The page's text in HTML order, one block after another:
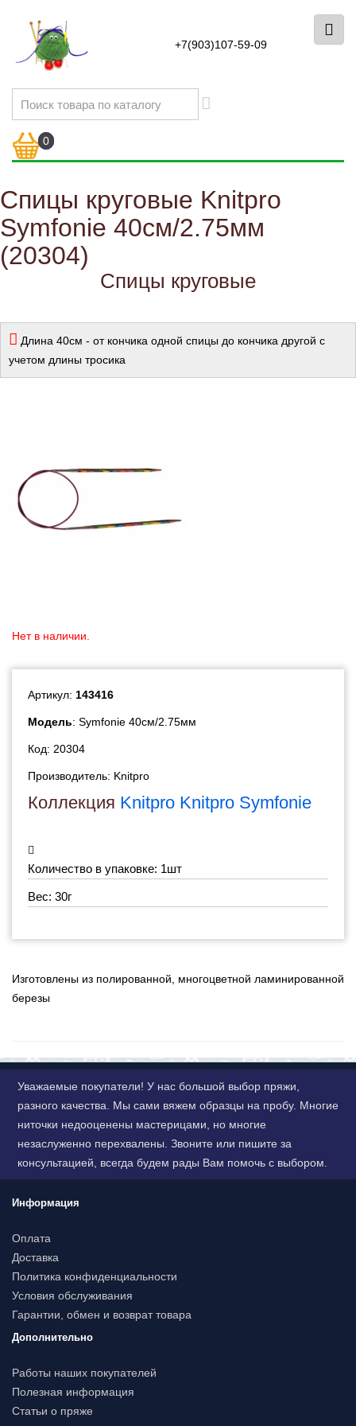
+7(903)107-59-09
0
Спицы круговые Knitpro
Symfonie 40см/2.75мм
(20304)
Спицы круговые
Длина 40см - от кончика одной спицы до кончика другой с
учетом длины тросика
Нет в наличии.
Артикул: 143416
Модель: Symfonie 40см/2.75мм
Код: 20304
Производитель: Knitpro
Коллекция Knitpro Knitpro Symfonie
Количество в упаковке: 1шт
Вес: 30г
Изготовлены из полированной, многоцветной ламинированной
березы
Уважаемые покупатели! У нас большой выбор пряжи,
разного качества. Мы сами вяжем образцы на пробу. Многие
ниточки недооценены мастерицами, но многие
незаслуженно перехвалены. Звоните или пишите за
консультацией, всегда будем рады Вам помочь с выбором.
Информация
Оплата
Доставка
Политика конфиденциальности
Условия обслуживания
Гарантии, обмен и возврат товара
Дополнительно
Работы наших покупателей
Полезная информация
Статьи о пряже